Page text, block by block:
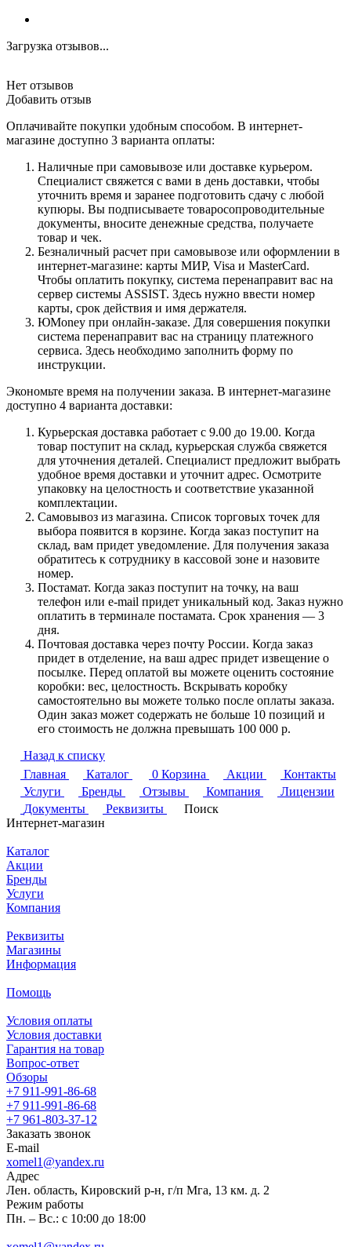
Загрузка отзывов...
Нет отзывов
Добавить отзыв
Оплачивайте покупки удобным способом. В интернет-
магазине доступно 3 варианта оплаты:
Наличные при самовывозе или доставке курьером.
Специалист свяжется с вами в день доставки, чтобы
уточнить время и заранее подготовить сдачу с любой
купюры. Вы подписываете товаросопроводительные
документы, вносите денежные средства, получаете
товар и чек.
Безналичный расчет при самовывозе или оформлении в
интернет-магазине: карты МИР, Visa и MasterCard.
Чтобы оплатить покупку, система перенаправит вас на
сервер системы ASSIST. Здесь нужно ввести номер
карты, срок действия и имя держателя.
ЮMoney при онлайн-заказе. Для совершения покупки
система перенаправит вас на страницу платежного
сервиса. Здесь необходимо заполнить форму по
инструкции.
Экономьте время на получении заказа. В интернет-магазине
доступно 4 варианта доставки:
Курьерская доставка работает с 9.00 до 19.00. Когда
товар поступит на склад, курьерская служба свяжется
для уточнения деталей. Специалист предложит выбрать
удобное время доставки и уточнит адрес. Осмотрите
упаковку на целостность и соответствие указанной
комплектации.
Самовывоз из магазина. Список торговых точек для
выбора появится в корзине. Когда заказ поступит на
склад, вам придет уведомление. Для получения заказа
обратитесь к сотруднику в кассовой зоне и назовите
номер.
Постамат. Когда заказ поступит на точку, на ваш
телефон или e-mail придет уникальный код. Заказ нужно
оплатить в терминале постамата. Срок хранения — 3
дня.
Почтовая доставка через почту России. Когда заказ
придет в отделение, на ваш адрес придет извещение о
посылке. Перед оплатой вы можете оценить состояние
коробки: вес, целостность. Вскрывать коробку
самостоятельно вы можете только после оплаты заказа.
Один заказ может содержать не больше 10 позиций и
его стоимость не должна превышать 100 000 р.
Назад к списку
Главная
Каталог 0 Корзина Акции
Контакты
Услуги
Бренды Отзывы Компания
Лицензии
Документы
Реквизиты
Поиск
Интернет-магазин
Каталог
Акции
Бренды
Услуги
Компания
Реквизиты
Магазины
Информация
Помощь
Условия оплаты
Условия доставки
Гарантия на товар
Вопрос-ответ
Обзоры
+7 911-991-86-68
+7 911-991-86-68
+7 961-803-37-12
Заказать звонок
E-mail
xomel1@yandex.ru
Адрес
Лен. область, Кировский р-н, г/п Мга, 13 км. д. 2
Режим работы
Пн. – Вс.: с 10:00 до 18:00